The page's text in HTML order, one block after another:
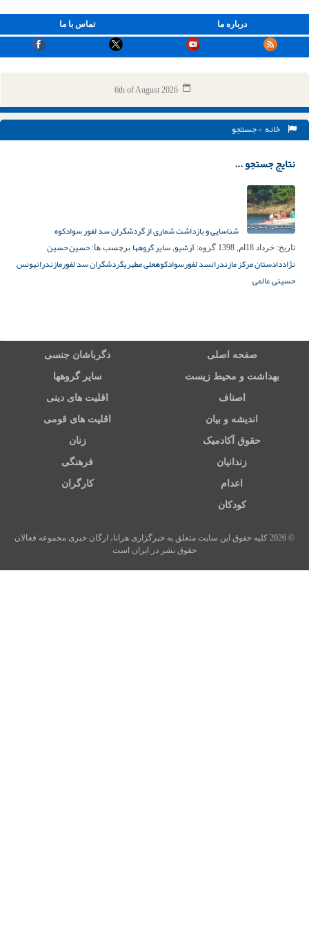
تماس با ما درباره ما
6th of August 2026
خانه > جستجو
نتایج جستجو ...
شناسایی و بازداشت شماری از گردشگران سد لفور سوادکوه
تاریخ: خرداد 18ام, 1398 گروه: آرشیو, سایر گروهها برچسب ها: حسین حسین
نژاددادستان مرکز مازندرانسد لفورسوادکوهعلی مطهریگردشگران سد لفورمازندرانیونس
حسینی عالمی
صفحه اصلی دگرباشان جنسی
بهداشت و محیط زیست سایر گروهها
اصناف اقلیت های دینی
اندیشه و بیان اقلیت های قومی
حقوق آکادمیک زنان
زندانیان فرهنگی
اعدام کارگران
کودکان
© 2026 کلیه حقوق این سایت متعلق به خبرگزاری هرانا، ارگان خبری مجموعه فعالان
حقوق بشر در ایران است